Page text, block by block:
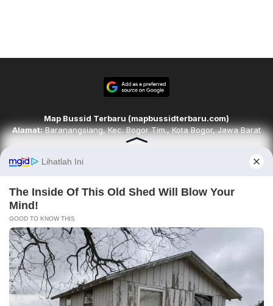
Map Bussid Terbaru (mapbussidterbaru.com)
Alamat:Baranangsiang, Kec. Bogor Tim., Kota Bogor, Jawa Barat
16143
Ikuti kami di
Tim Redaksi Kode Etik Pedoman Media Siber
Disclaimer
Contact About
Copyright © 2026. mapbussidterbaru.com. All rights reserved